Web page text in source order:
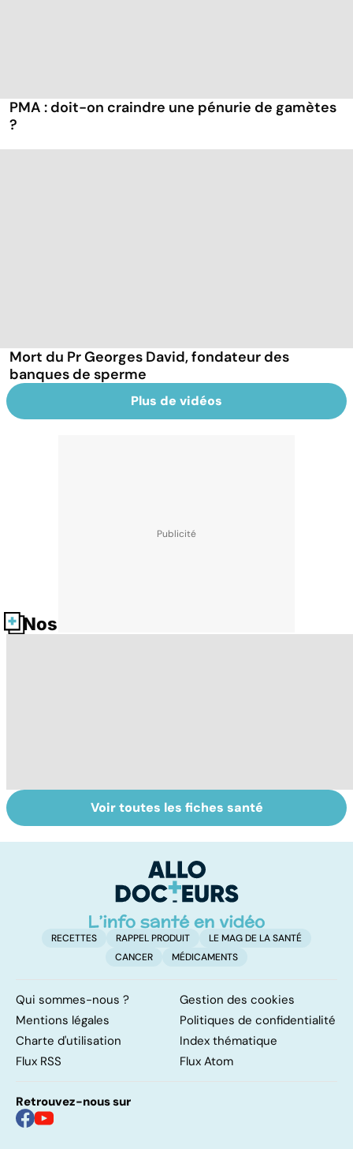
PMA : doit-on craindre une pénurie de gamètes
?
Mort du Pr Georges David, fondateur des
banques de sperme
Plus de vidéos
Nos fiches santé
d'ovocytes,
Sexualité,
infertilité et
étroits
Voir toutes les fiches santé
RECETTES RAPPEL PRODUIT
LE MAG DE LA SANTÉ
CANCER
MÉDICAMENTS
Qui sommes-nous ?
Gestion des cookies
Mentions légales
Politiques de confidentialité
Charte d'utilisation
Index thématique
Flux RSS
Flux Atom
Retrouvez-nous sur